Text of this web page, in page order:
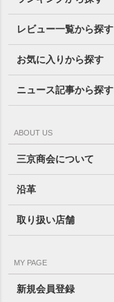
レビュー一覧から探す
お気に入りから探す
ニュース記事から探す
ABOUT US
三京商会について
沿革
取り扱い店舗
MY PAGE
新規会員登録